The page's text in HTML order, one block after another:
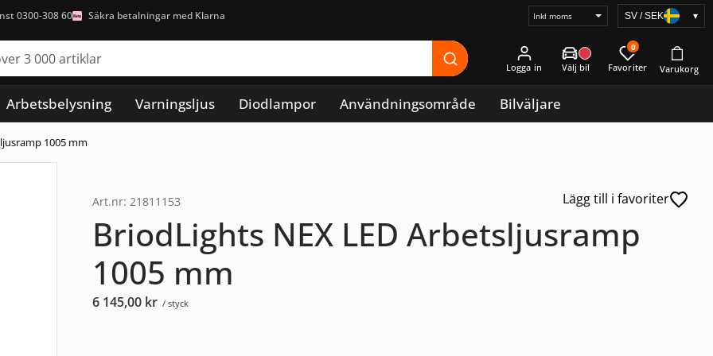
0300-308 60 Säkra betalningar med Klarna
Välj
SV / SEK ▾
Logga in
0
Arbetsbelysning Varningsljus Diodlampor Användningsområde Bilväljare
1005 mm
Lägg till i favoriter
Art.nr: 21811153
BriodLights NEX LED Arbetsljusramp
1005 mm
6 145,00 kr / styck